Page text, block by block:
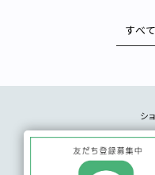
すべ
シ
メンバ